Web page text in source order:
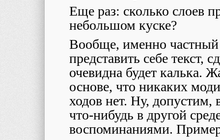
Еще раз: сколько слоев
небольшом куске?
Вообще, именно
представить себе текст,
очевидна будет калька.
основе, что никаких
ходов нет. Ну, допустим,
что-нибудь в другой
воспоминаниями.